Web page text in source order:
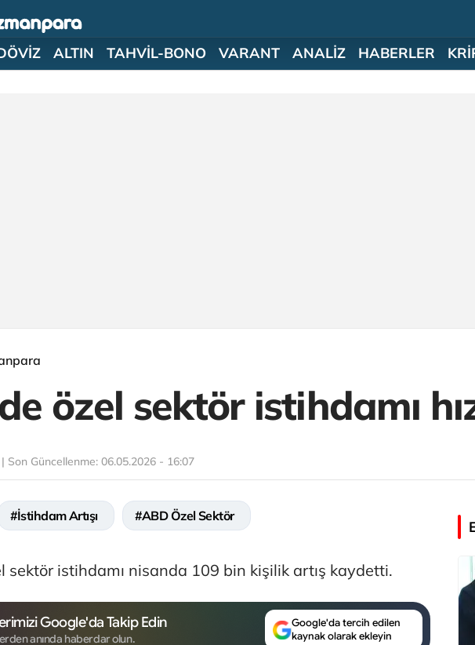
ALTIN TAHVİL-BONO VARANT ANALİZ HABERLER
özel sektör istihdamı
Son Güncellenme: 06.05.2026 - 16:07
#İstihdam Artışı #ABD Özel Sektör
sektör istihdamı nisanda 109 bin kişilik artış kaydetti.
Google'da Takip Edin
anında haberdar olun.
Google'da tercih edilen
kaynak olarak ekleyin